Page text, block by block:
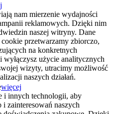
nam mierzenie wydajności
reklamowych. Dzięki nim
naszej witryny. Dane
przetwarzamy zbiorczo,
na konkretnych
użycie analitycznych
wizyty, utracimy możliwość
naszych działań.
więcej
innych technologii, aby
i zainteresowań naszych